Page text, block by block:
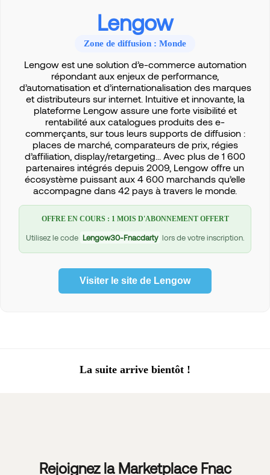
Lengow
Zone de diffusion : Monde
Lengow est une solution d’e-commerce automation
répondant aux enjeux de performance,
d’automatisation et d’internationalisation des marques
et distributeurs sur internet. Intuitive et innovante, la
plateforme Lengow assure une forte visibilité et
rentabilité aux catalogues produits des e-
commerçants, sur tous leurs supports de diffusion :
places de marché, comparateurs de prix, régies
d’affiliation, display/retargeting... Avec plus de 1 600
partenaires intégrés depuis 2009, Lengow offre un
écosystème puissant aux 4 600 marchands qu’elle
accompagne dans 42 pays à travers le monde.
OFFRE EN COURS : 1 MOIS D'ABONNEMENT OFFERT
Utilisez le code Lengow30-Fnacdarty lors de votre inscription.
Visiter le site de Lengow
La suite arrive bientôt !
Rejoignez la Marketplace Fnac